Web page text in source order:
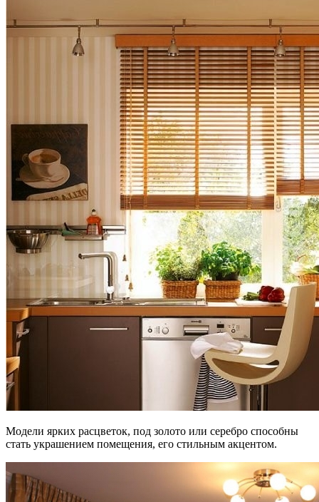
Модели ярких расцветок, под золото или серебро способны
стать украшением помещения, его стильным акцентом.